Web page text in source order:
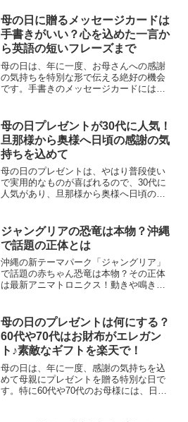
を添えて！年代別にしてみたので、参考
にしてみてくださいね♪マ...
母の日に贈るメッセージカードは
手書きがいい？心を込めた一言か
ら英語の短いフレーズまで
母の日は、年に一度、お母さんへの感謝
の気持ちを特別な形で伝える絶好の機会
です。手書きのメッセージカードには、
は、お母さんや義理のお母さんへの感謝
から、シンプルな一言、英...
母の日プレゼントが30代に人気！
旦那様から奥様へ日頃の感謝の気
持ちを込めて
母の日のプレゼントは、やはり普段使い
で実用的なものが喜ばれるので、30代に
人気があり、旦那様から奥様へ日頃の感
闘中の奥様に、さりげないオシャレをし
てもらうのはとても良い...
ジャングリアの恐竜は本物？沖縄
で話題の正体とは
沖縄の新テーマパーク「ジャングリア」
で話題の赤ちゃん恐竜は本物？その正体
は最新アニマトロニクス！動きや鳴き
母の日のプレゼントは何にする？
60代や70代はお財布がエレガン
ト♪素敵なギフトを楽天で！
母の日は、年に一度、感謝の気持ちを込
めて母親にプレゼントを贈る特別な日で
す。特に60代や70代のお母様には、日頃